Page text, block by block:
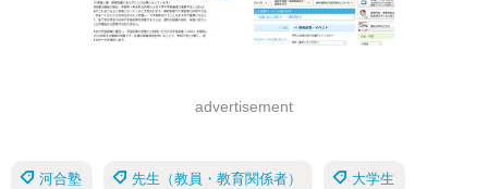
advertisement
河合塾 先生（教員・教育関係者） 大学生